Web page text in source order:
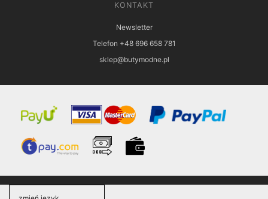
KONTAKT
Newsletter
Telefon +48 696 658 781
sklep@butymodne.pl